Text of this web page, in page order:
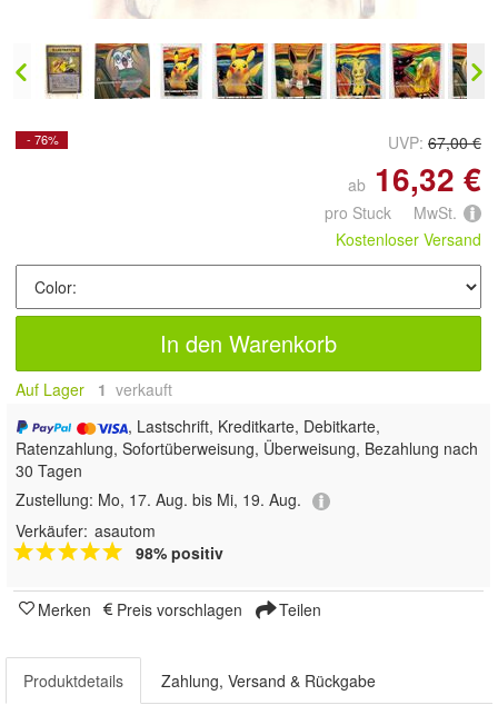
- 76% UVP: 67,00 €
ab 16,32 €
pro Stuck MwSt.
Kostenloser Versand
In den Warenkorb
Auf Lager 1 verkauft
, Lastschrift, Kreditkarte, Debitkarte,
Ratenzahlung, Sofortüberweisung, Überweisung, Bezahlung nach
30 Tagen
Zustellung: Mo, 17. Aug. bis Mi, 19. Aug.
Verkäufer: asautom
98% positiv
Merken Preis vorschlagen Teilen
Produktdetails Zahlung, Versand & Rückgabe